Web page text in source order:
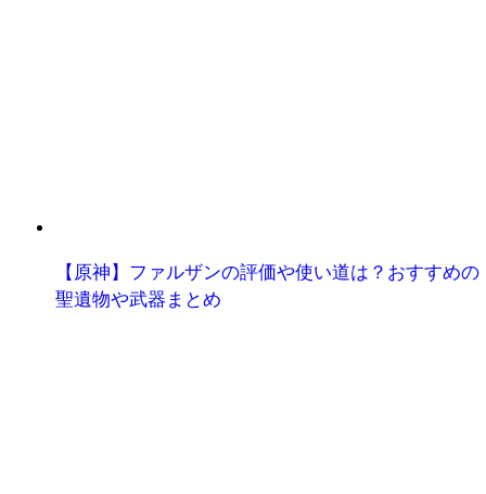
【原神】ファルザンの評価や使い道は？おすすめの
聖遺物や武器まとめ